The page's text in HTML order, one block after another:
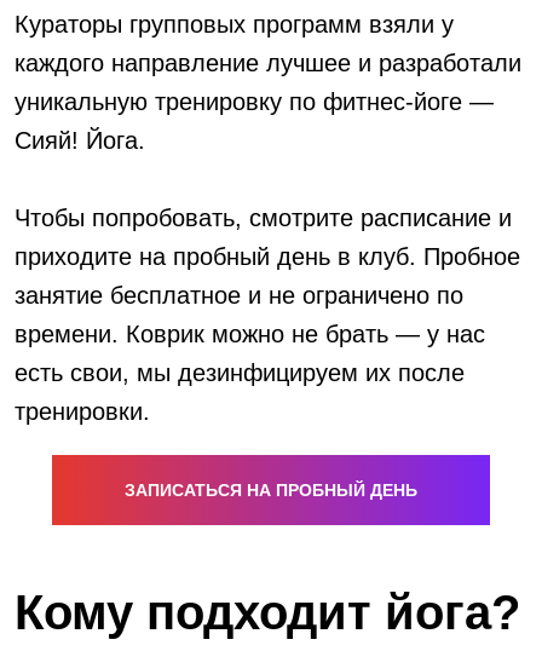
Кураторы групповых программ взяли у
каждого направление лучшее и разработали
уникальную тренировку по фитнес-йоге —
Сияй! Йога.
Чтобы попробовать, смотрите расписание и
приходите на пробный день в клуб. Пробное
занятие бесплатное и не ограничено по
времени. Коврик можно не брать — у нас
есть свои, мы дезинфицируем их после
тренировки.
ЗАПИСАТЬСЯ НА ПРОБНЫЙ ДЕНЬ
Кому подходит йога?